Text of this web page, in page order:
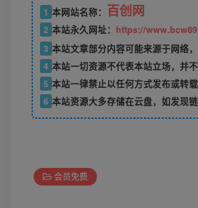
1 本网站名称： 百创网
2 本站永久网址： https://
3 本站文章部分内容可能来源于网络
4 本站一切资源不代表本站立场，并
5 本站一律禁止以任何方式发布或转
6 本站资源大多存储在云盘，如发现
会员免费